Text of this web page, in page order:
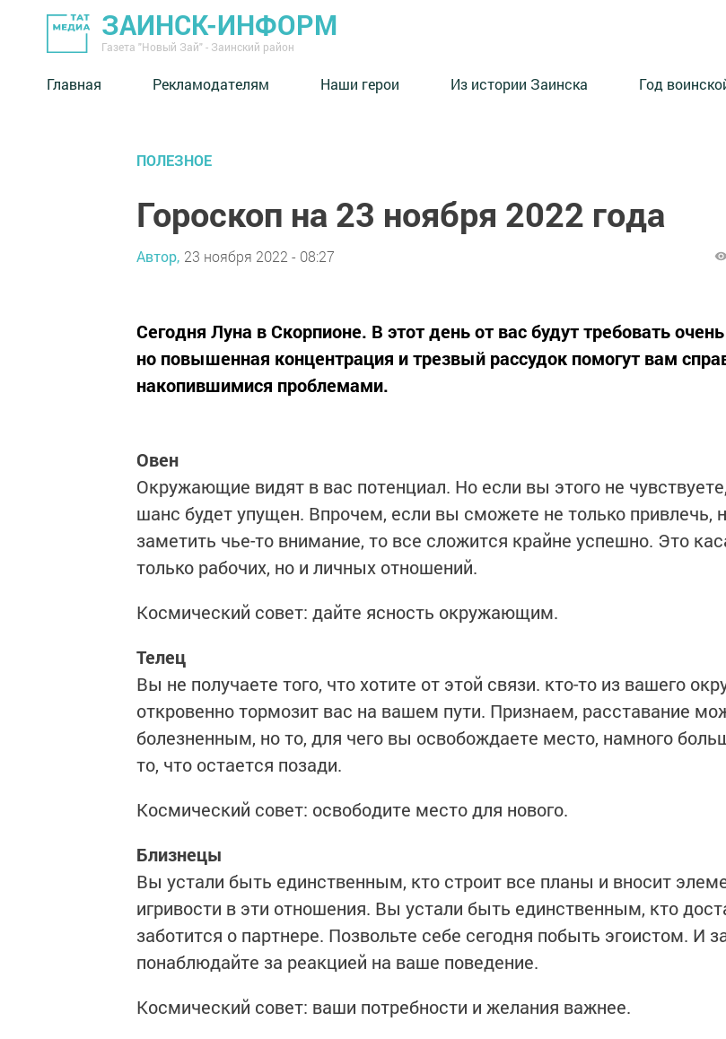
ЗАИНСК-ИНФОРМ
Газета "Новый Зай" - Заинский район
Главная Рекламодателям Наши герои Из истории Заинска Год
ПОЛЕЗНОЕ
Гороскоп на 23 ноября 2022 года
Автор, 23 ноября 2022 - 08:27
Сегодня Луна в Скорпионе. В этот день от вас будут требовать
но повышенная концентрация и трезвый рассудок помогут вам
накопившимися проблемами.
Овен
Окружающие видят в вас потенциал. Но если вы этого не
шанс будет упущен. Впрочем, если вы сможете не только привлечь,
заметить чье-то внимание, то все сложится крайне успешно. Это
только рабочих, но и личных отношений.
Космический совет: дайте ясность окружающим.
Телец
Вы не получаете того, что хотите от этой связи. кто-то из вашего
откровенно тормозит вас на вашем пути. Признаем, расставание
болезненным, но то, для чего вы освобождаете место, намного
то, что остается позади.
Космический совет: освободите место для нового.
Близнецы
Вы устали быть единственным, кто строит все планы и вносит
игривости в эти отношения. Вы устали быть единственным, кто
заботится о партнере. Позвольте себе сегодня побыть эгоистом. И
понаблюдайте за реакцией на ваше поведение.
Космический совет: ваши потребности и желания важнее.